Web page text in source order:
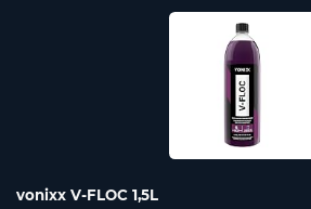
vonixx V-FLOC 1,5L